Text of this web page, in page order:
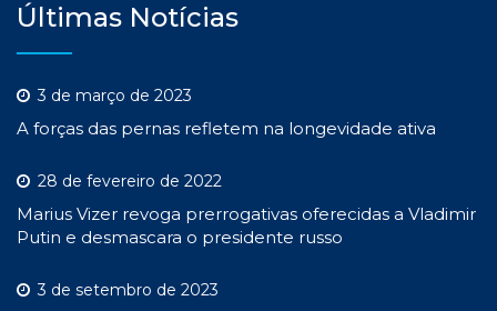
Últimas Notícias
3 de março de 2023
A forças das pernas refletem na longevidade ativa
28 de fevereiro de 2022
Marius Vizer revoga prerrogativas oferecidas a Vladimir
Putin e desmascara o presidente russo
3 de setembro de 2023